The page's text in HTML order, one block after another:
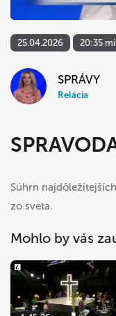
25.04.2026 20:35
SPRÁVY
Relácia
Súhrn
zo sveta.
Mohlo by vás